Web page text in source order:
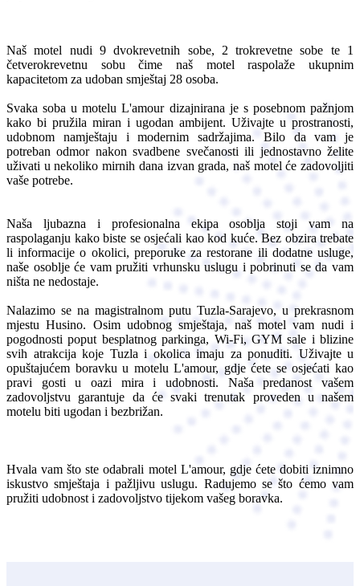
Naš motel nudi 9 dvokrevetnih sobe, 2 trokrevetne sobe te 1
četverokrevetnu sobu čime naš motel raspolaže ukupnim
kapacitetom za udoban smještaj 28 osoba.
Svaka soba u motelu L'amour dizajnirana je s posebnom pažnjom
kako bi pružila miran i ugodan ambijent. Uživajte u prostranosti,
udobnom namještaju i modernim sadržajima. Bilo da vam je
potreban odmor nakon svadbene svečanosti ili jednostavno želite
uživati u nekoliko mirnih dana izvan grada, naš motel će zadovoljiti
vaše potrebe.
Naša ljubazna i profesionalna ekipa osoblja stoji vam na
raspolaganju kako biste se osjećali kao kod kuće. Bez obzira trebate
li informacije o okolici, preporuke za restorane ili dodatne usluge,
naše osoblje će vam pružiti vrhunsku uslugu i pobrinuti se da vam
ništa ne nedostaje.
Nalazimo se na magistralnom putu Tuzla-Sarajevo, u prekrasnom
mjestu Husino. Osim udobnog smještaja, naš motel vam nudi i
pogodnosti poput besplatnog parkinga, Wi-Fi, GYM sale i blizine
svih atrakcija koje Tuzla i okolica imaju za ponuditi. Uživajte u
opuštajućem boravku u motelu L'amour, gdje ćete se osjećati kao
pravi gosti u oazi mira i udobnosti. Naša predanost vašem
zadovoljstvu garantuje da će svaki trenutak proveden u našem
motelu biti ugodan i bezbrižan.
Hvala vam što ste odabrali motel L'amour, gdje ćete dobiti iznimno
iskustvo smještaja i pažljivu uslugu. Radujemo se što ćemo vam
pružiti udobnost i zadovoljstvo tijekom vašeg boravka.